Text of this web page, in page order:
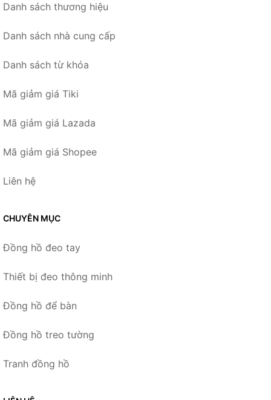
Danh sách thương hiệu
Danh sách nhà cung cấp
Danh sách từ khóa
Mã giảm giá Tiki
Mã giảm giá Lazada
Mã giảm giá Shopee
Liên hệ
CHUYÊN MỤC
Đồng hồ đeo tay
Thiết bị đeo thông minh
Đồng hồ để bàn
Đồng hồ treo tường
Tranh đồng hồ